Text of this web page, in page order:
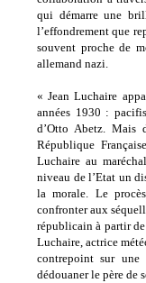
qui démarre une
l’effondrement que
souvent proche de
allemand nazi.
« Jean Luchaire
années 1930 :
d’Otto Abetz.
République
Luchaire au
niveau de l’Etat un
la morale. Le
confronter aux
républicain à partir
Luchaire, actrice
contrepoint sur une
dédouaner le père de